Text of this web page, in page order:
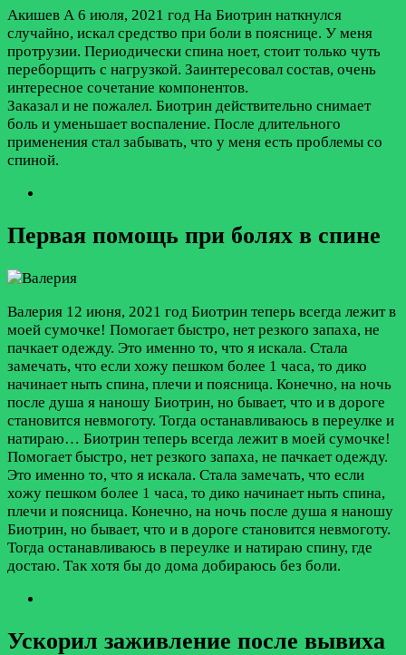
Акишев А 6 июля, 2021 год На Биотрин наткнулся
случайно, искал средство при боли в пояснице. У меня
протрузии. Периодически спина ноет, стоит только чуть
переборщить с нагрузкой. Заинтересовал состав, очень
интересное сочетание компонентов.
Заказал и не пожалел. Биотрин действительно снимает
боль и уменьшает воспаление. После длительного
применения стал забывать, что у меня есть проблемы со
спиной.
Первая помощь при болях в спине
Валерия 12 июня, 2021 год Биотрин теперь всегда лежит в
моей сумочке! Помогает быстро, нет резкого запаха, не
пачкает одежду. Это именно то, что я искала. Стала
замечать, что если хожу пешком более 1 часа, то дико
начинает ныть спина, плечи и поясница. Конечно, на ночь
после душа я наношу Биотрин, но бывает, что и в дороге
становится невмоготу. Тогда останавливаюсь в переулке и
натираю… Биотрин теперь всегда лежит в моей сумочке!
Помогает быстро, нет резкого запаха, не пачкает одежду.
Это именно то, что я искала. Стала замечать, что если
хожу пешком более 1 часа, то дико начинает ныть спина,
плечи и поясница. Конечно, на ночь после душа я наношу
Биотрин, но бывает, что и в дороге становится невмоготу.
Тогда останавливаюсь в переулке и натираю спину, где
достаю. Так хотя бы до дома добираюсь без боли.
Ускорил заживление после вывиха